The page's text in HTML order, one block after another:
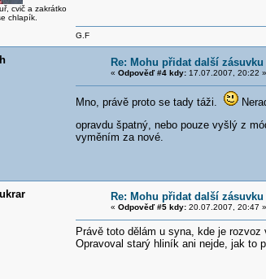
cvič a zakrátko
chlapík.
G.F
Re: Mohu přidat další
« Odpověď #4 kdy:17.07.2007, 20:22 »
Mno, právě proto se tady táži.
opravdu špatný, nebo pouze vyšlý z
vyměním za nové.
Re: Mohu přidat další
« Odpověď #5 kdy:20.07.2007, 20:47 »
Právě toto dělám u syna, kde je
Opravoval starý hliník ani nejde, jak to